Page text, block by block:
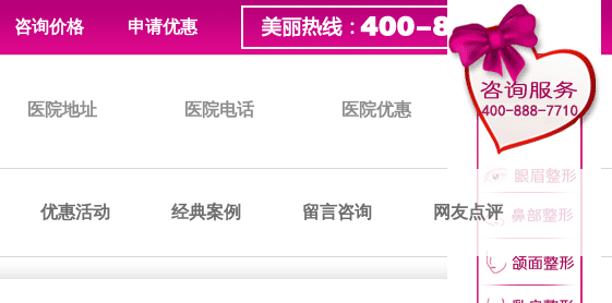
咨询价格 申请优惠
医院地址 医院电话 医院优惠 医院价格
优惠活动 经典案例 留言咨询 网友点评